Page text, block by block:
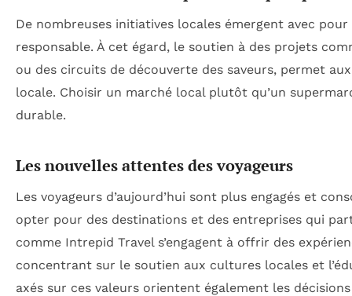
De nombreuses initiatives locales émergent avec
responsable. À cet égard, le soutien à des projets
ou des circuits de découverte des saveurs, permet
locale. Choisir un marché local plutôt qu’un
durable.
Les nouvelles attentes des voyageurs
Les voyageurs d’aujourd’hui sont plus engagés et
opter pour des destinations et des entreprises qui
comme Intrepid Travel s’engagent à offrir des
concentrant sur le soutien aux cultures locales et
axés sur ces valeurs orientent également les